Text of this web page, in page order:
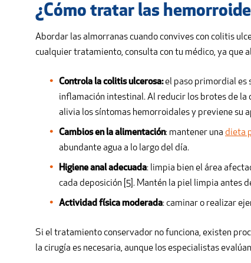
¿Cómo tratar las
Abordar las almorranas cuando convives con colitis
cualquier tratamiento, consulta con tu médico, ya que
Controla la colitis ulcerosa:el paso primordial es
inflamación intestinal. Al reducir los brotes de la
alivia los síntomas hemorroidales y previene su
Cambios en la alimentación: mantener una dieta
abundante agua a lo largo del día.
Higiene anal adecuada: limpia bien el área
cada deposición [5]. Mantén la piel limpia antes
Actividad física moderada: caminar o realizar
Si el tratamiento conservador no funciona, existen
la cirugía es necesaria, aunque los especialistas